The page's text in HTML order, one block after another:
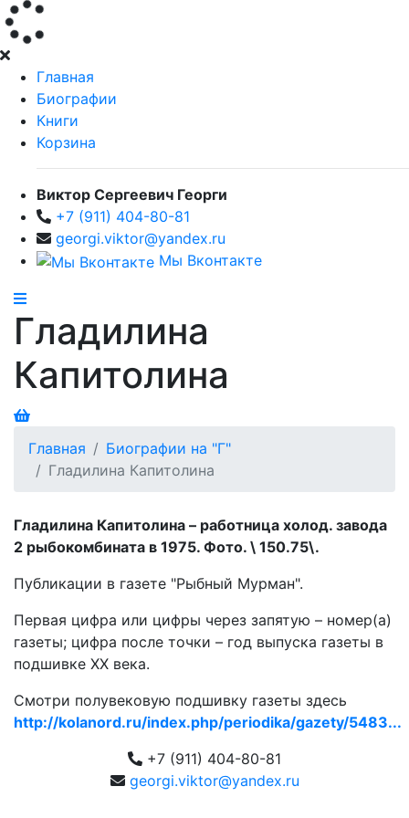
Главная
Биографии
Книги
Корзина
Виктор Сергеевич Георги
+7 (911) 404-80-81
georgi.viktor@yandex.ru
Мы Вконтакте
Гладилина
Капитолина
Главная
Биографии на "Г"
Гладилина Капитолина
Гладилина Капитолина – работница холод. завода
2 рыбокомбината в 1975. Фото. \ 150.75\.
Публикации в газете "Рыбный Мурман".
Первая цифра или цифры через запятую – номер(а)
газеты; цифра после точки – год выпуска газеты в
подшивке ХХ века.
Смотри полувековую подшивку газеты здесь
http://kolanord.ru/index.php/periodika/gazety/5483...
+7 (911) 404-80-81
georgi.viktor@yandex.ru